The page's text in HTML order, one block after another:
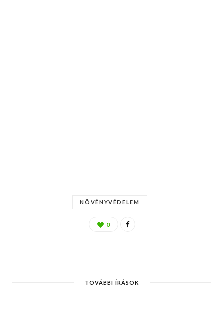
NÖVÉNYVÉDELEM
0
TOVÁBBI ÍRÁSOK